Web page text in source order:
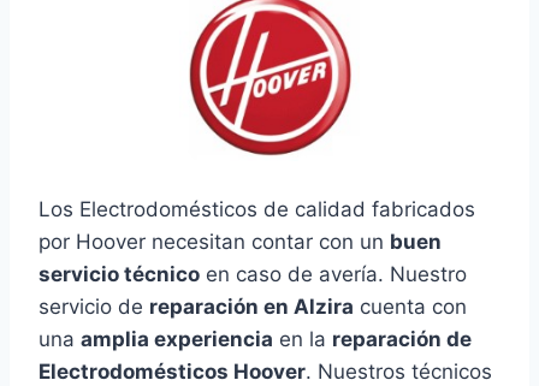
Los Electrodomésticos de calidad fabricados
por Hoover necesitan contar con un buen
servicio técnico en caso de avería. Nuestro
servicio de reparación en Alzira cuenta con
una amplia experiencia en la reparación de
Electrodomésticos Hoover. Nuestros técnicos